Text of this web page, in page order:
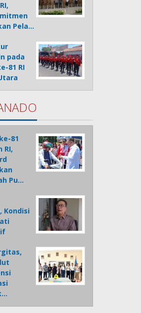
Pela…
pada
81 RI
81
RI,
Pu…
Kondisi